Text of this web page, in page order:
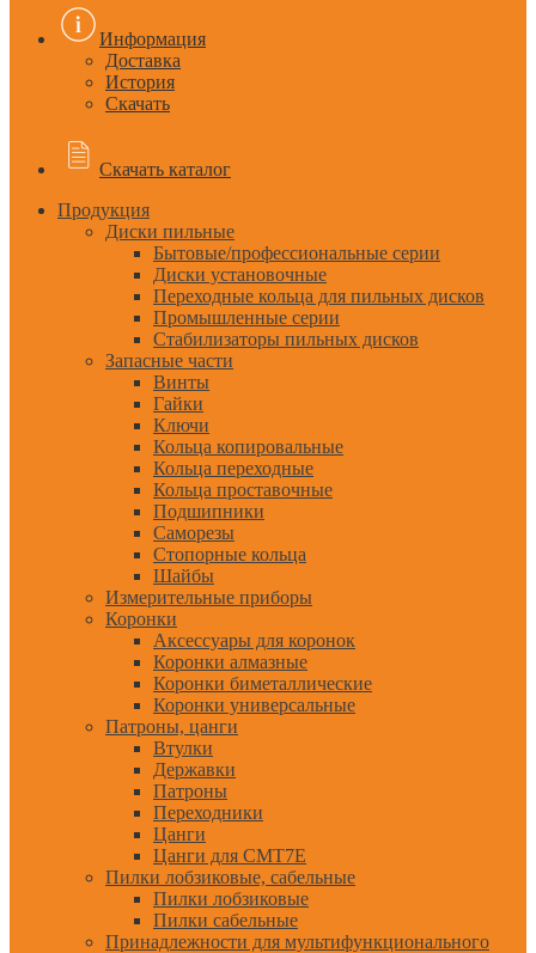
Информация
Доставка
История
Скачать
Скачать каталог
Продукция
Диски пильные
Бытовые/профессиональные серии
Диски установочные
Переходные кольца для пильных дисков
Промышленные серии
Стабилизаторы пильных дисков
Запасные части
Винты
Гайки
Ключи
Кольца копировальные
Кольца переходные
Кольца проставочные
Подшипники
Саморезы
Стопорные кольца
Шайбы
Измерительные приборы
Коронки
Аксессуары для коронок
Коронки алмазные
Коронки биметаллические
Коронки универсальные
Патроны, цанги
Втулки
Державки
Патроны
Переходники
Цанги
Цанги для CMT7E
Пилки лобзиковые, сабельные
Пилки лобзиковые
Пилки сабельные
Принадлежности для мультифункционального